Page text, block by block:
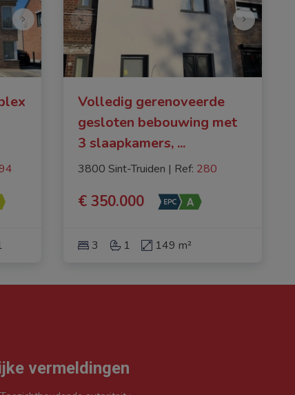
Volledig gerenoveerde
gesloten bebouwing met
3 slaapkamers, ...
3800 Sint-Truiden | Ref: 280
€ 350.000
3 1 149 m²
vermeldingen